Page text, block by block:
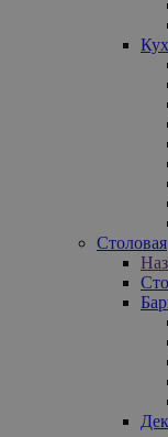
Столовая